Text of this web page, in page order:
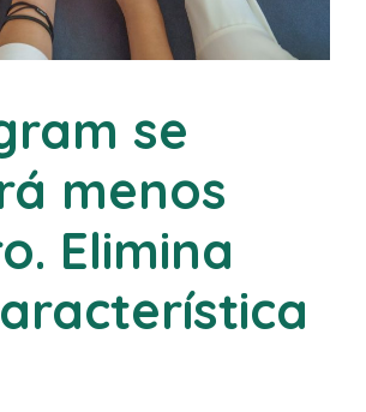
se
menos
Elimina